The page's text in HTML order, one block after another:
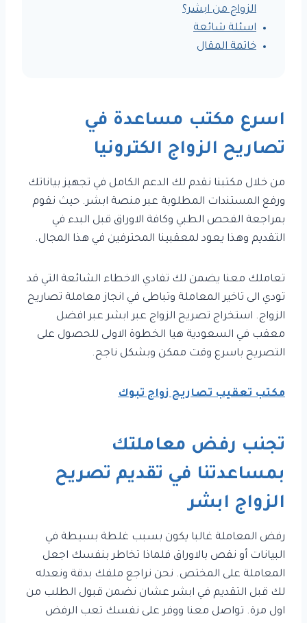
الزواج من ابشر؟
اسئلة شائعة
خاتمة المقال
اسرع مكتب مساعدة في
تصاريح الزواج الكترونيا
من خلال مكتبنا نقدم لك الدعم الكامل في تجهيز بياناتك
ورفع المستندات المطلوبة عبر منصة ابشر. حيث نقوم
بمراجعة الفحص الطبي وكافة الاوراق قبل البدء في
التقديم وهذا يعود لمعقبينا المحترفين في هذا المجال.
تعاملك معنا يضمن لك تفادي الاخطاء الشائعة التي قد
تودي الى تاخير المعاملة وتباطى في انجاز معاملة تصاريح
الزواج. استخراج تصريح الزواج عبر ابشر عبر افضل
معقب في السعودية هيا الخطوة الاولى للحصول على
التصريح باسرع وقت ممكن وبشكل ناجح.
مكتب تعقيب تصاريح زواج تبوك
تجنب رفض معاملتك
بمساعدتنا في تقديم تصريح
الزواج ابشر
رفض المعاملة غالبا يكون بسبب غلطة بسيطة في
البيانات أو نقص بالاوراق فلماذا تخاطر بنفسك اجعل
المعاملة على المختص. نحن نراجع ملفك بدقة ونعدله
لك قبل التقديم في ابشر عشان نضمن قبول الطلب من
اول مرة. تواصل معنا ووفر على نفسك تعب الرفض